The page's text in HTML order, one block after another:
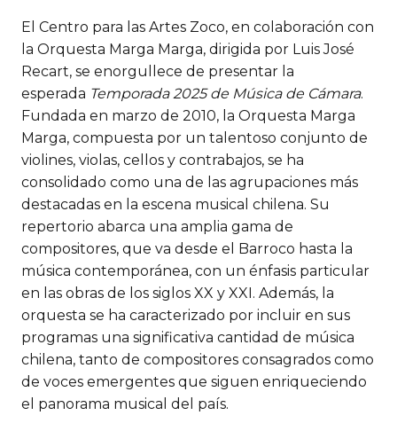
El Centro para las Artes Zoco, en colaboración con
la Orquesta Marga Marga, dirigida por Luis José
Recart, se enorgullece de presentar la
esperada Temporada 2025 de Música de Cámara.
Fundada en marzo de 2010, la Orquesta Marga
Marga, compuesta por un talentoso conjunto de
violines, violas, cellos y contrabajos, se ha
consolidado como una de las agrupaciones más
destacadas en la escena musical chilena. Su
repertorio abarca una amplia gama de
compositores, que va desde el Barroco hasta la
música contemporánea, con un énfasis particular
en las obras de los siglos XX y XXI. Además, la
orquesta se ha caracterizado por incluir en sus
programas una significativa cantidad de música
chilena, tanto de compositores consagrados como
de voces emergentes que siguen enriqueciendo
el panorama musical del país.